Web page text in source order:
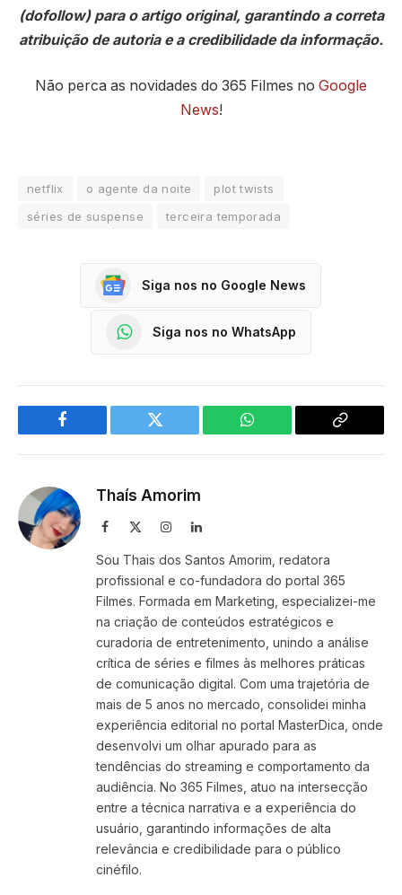
(dofollow) para o artigo original, garantindo a correta
atribuição de autoria e a credibilidade da informação.
Não perca as novidades do 365 Filmes no Google
News!
netflix o agente da noite
plot twists
séries de suspense
terceira temporada
Siga nos no Google News
Siga nos no WhatsApp
Facebook Twitter WhatsApp
Copy
Thaís Amorim
Facebook InstagramLinkedIn
Sou Thais dos Santos Amorim, redatora
profissional e co-fundadora do portal 365
Filmes. Formada em Marketing, especializei-me
na criação de conteúdos estratégicos e
curadoria de entretenimento, unindo a análise
crítica de séries e filmes às melhores práticas
de comunicação digital. Com uma trajetória de
mais de 5 anos no mercado, consolidei minha
experiência editorial no portal MasterDica, onde
desenvolvi um olhar apurado para as
tendências do streaming e comportamento da
audiência. No 365 Filmes, atuo na intersecção
entre a técnica narrativa e a experiência do
usuário, garantindo informações de alta
relevância e credibilidade para o público
cinéfilo.